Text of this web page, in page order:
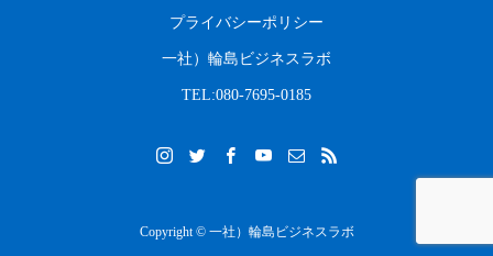
プライバシーポリシー
一社）輪島ビジネスラボ
TEL:080-7695-0185
Copyright © 一社）輪島ビジネスラボ